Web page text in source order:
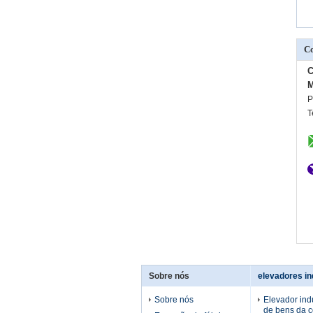
Sobre nós
Sobre nós
elevadores
Elevador
de bens da